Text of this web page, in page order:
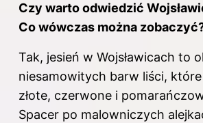
Czy warto odwiedzić
Co wówczas można
Tak, jesień w Wojsławicach to
niesamowitych barw liści,
złote, czerwone i
Spacer po malowniczych